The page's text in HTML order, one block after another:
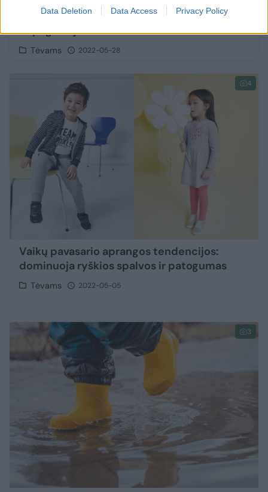
Data Deletion Data Access Privacy Policy
drabužius kūdikiu: daugelis apie tai
nepagalvoja
Tėvams 2022-05-28
4
Vaikų pavasario aprangos tendencijos:
dominuoja ryškios spalvos ir patogumas
Tėvams 2022-05-05
3